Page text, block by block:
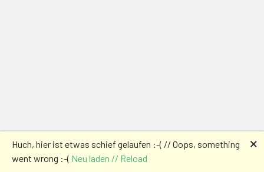
Huch, hier ist etwas schief gelaufen :-( // Oops, something
went wrong :-( Neu laden // Reload
🗙